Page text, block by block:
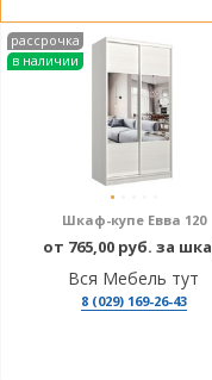
рассрочка
в наличии
Шкаф-купе Евва 120
от 765,00 руб. за
Вся Мебель тут
8 (029) 169-26-43